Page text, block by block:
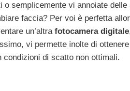
o semplicemente vi annoiate
faccia? Per voi è perfetta
un’altra fotocamera digitale
vi permette inolte di
condizioni di scatto non ottimali.